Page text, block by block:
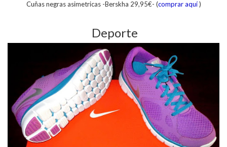
Cuñas negras asimetricas -Berskha 29,95€- (comprar aquí)
Deporte